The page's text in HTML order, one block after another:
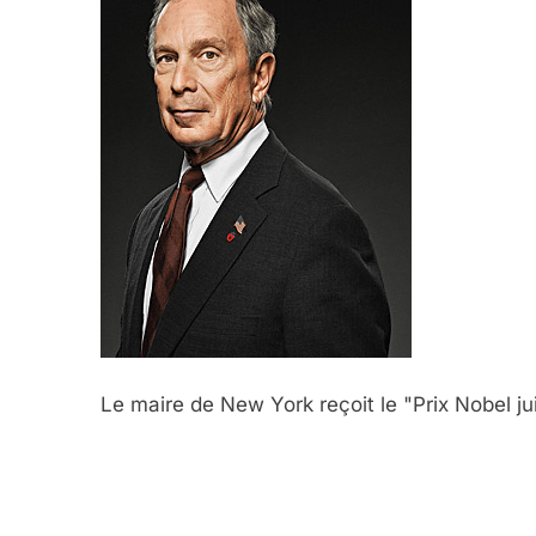
Le maire de New York reçoit le "Prix Nobel